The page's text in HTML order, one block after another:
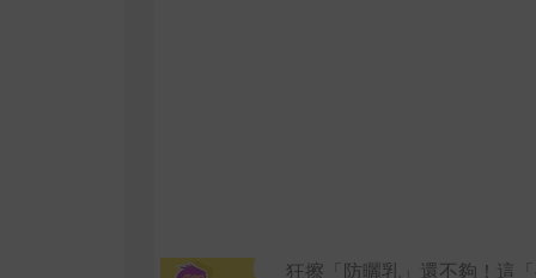
狂擦「防曬乳」還不夠！這